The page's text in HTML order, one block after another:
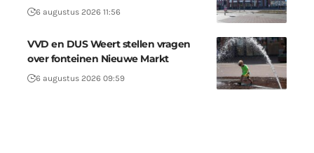
6 augustus 2026 11:56
VVD en DUS Weert stellen vragen
over fonteinen Nieuwe Markt
6 augustus 2026 09:59